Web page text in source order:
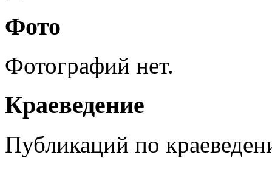
Фото
Фотографий нет.
Краеведение
Публикаций по